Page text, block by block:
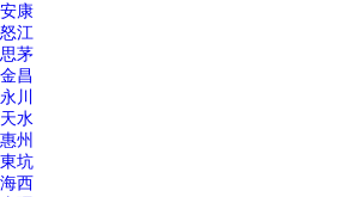
安康
怒江
思茅
金昌
永川
天水
惠州
東坑
海西